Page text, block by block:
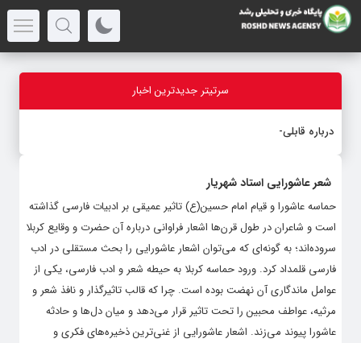
سرتیتر جدیدترین اخبار
درباره قابلیت قلم هوش
شعر عاشورایی استاد شهریار
حماسه عاشورا و قیام امام حسین(ع) تاثیر عمیقی بر ادبیات فارسی گذاشته
است و شاعران در طول قرن‌ها اشعار فراوانی درباره آن حضرت و وقایع کربلا
سروده‌اند؛ به گونه‌ای که می‌توان اشعار عاشورایی را بحث مستقلی در ادب
فارسی قلمداد کرد. ورود حماسه کربلا به حیطه شعر و ادب فارسی، یکی از
عوامل ماندگاری آن نهضت بوده است. چرا که قالب تاثیرگذار و نافذ شعر و
مرثیه، عواطف محبین را تحت تاثیر قرار می‌دهد و میان دل‌ها و حادثه
عاشورا پیوند می‌زند. اشعار عاشورایی از غنی‌ترین ذخیره‌های فکری و